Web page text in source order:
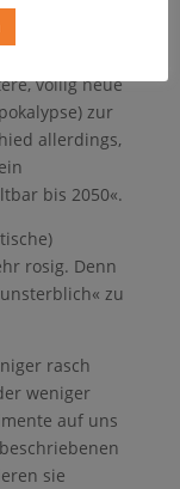
könnte
völlig neue
zur
allerdings,
bis 2050«.
rosig. Denn
zu
rasch
weniger
auf uns
sie